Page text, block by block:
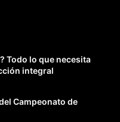
Todo lo que necesita
integral
Campeonato de